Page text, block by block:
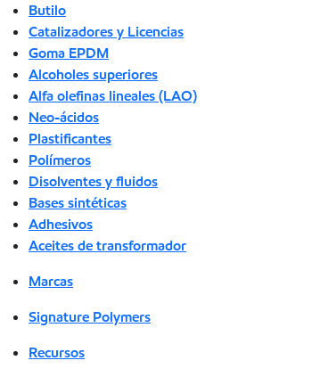
Butilo
Catalizadores y Licencias
Goma EPDM
Alcoholes superiores
Alfa olefinas lineales (LAO)
Neo-ácidos
Plastificantes
Polímeros
Disolventes y fluidos
Bases sintéticas
Adhesivos
Aceites de transformador
Marcas
Signature Polymers
Recursos